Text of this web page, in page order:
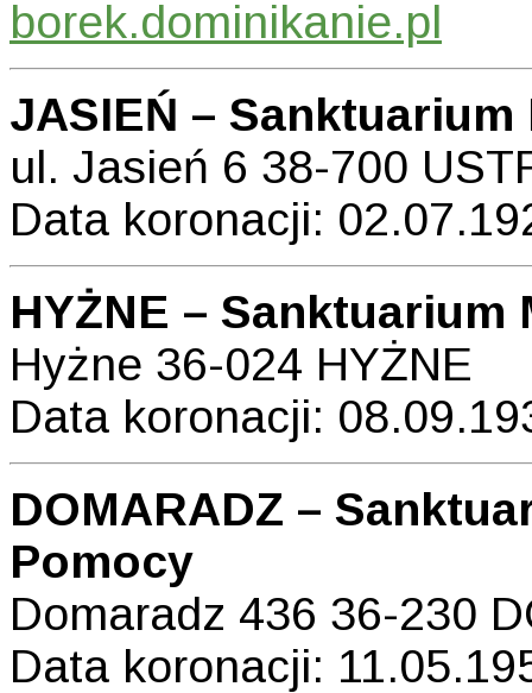
borek.dominikanie.pl
JASIEŃ –
ul. Jasień 6 38-700
Data koronacji:
HYŻNE – Sanktuarium
Hyżne 36-024 HYŻNE
Data koronacji:
DOMARADZ –
Pomocy
Domaradz 436 36-230
Data koronacji: